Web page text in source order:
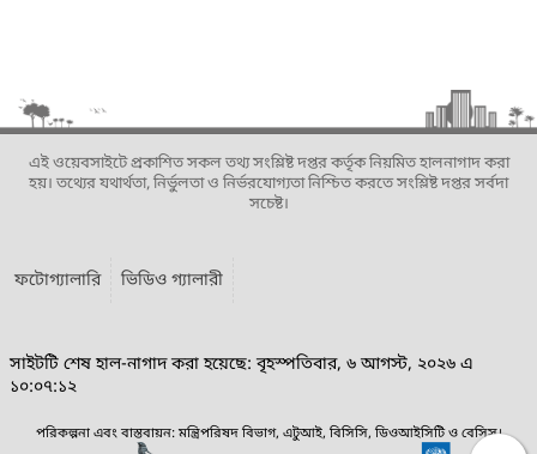
এই ওয়েবসাইটে প্রকাশিত সকল তথ্য সংশ্লিষ্ট দপ্তর কর্তৃক নিয়মিত হালনাগাদ করা
হয়। তথ্যের যথার্থতা, নির্ভুলতা ও নির্ভরযোগ্যতা নিশ্চিত করতে সংশ্লিষ্ট দপ্তর সর্বদা
সচেষ্ট।
ফটোগ্যালারি ভিডিও গ্যালারী
সাইটটি শেষ হাল-নাগাদ করা হয়েছে: বৃহস্পতিবার, ৬ আগস্ট, ২০২৬ এ
১০:০৭:১২
পরিকল্পনা এবং বাস্তবায়ন: মন্ত্রিপরিষদ বিভাগ, এটুআই, বিসিসি, ডিওআইসিটি ও বেসিস।